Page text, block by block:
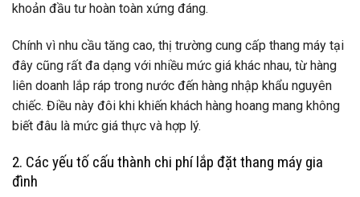
khoản đầu tư hoàn toàn xứng đáng.
Chính vì nhu cầu tăng cao, thị trường cung cấp thang máy tại
đây cũng rất đa dạng với nhiều mức giá khác nhau, từ hàng
liên doanh lắp ráp trong nước đến hàng nhập khẩu nguyên
chiếc. Điều này đôi khi khiến khách hàng hoang mang không
biết đâu là mức giá thực và hợp lý.
2. Các yếu tố cấu thành chi phí lắp đặt thang máy gia
đình